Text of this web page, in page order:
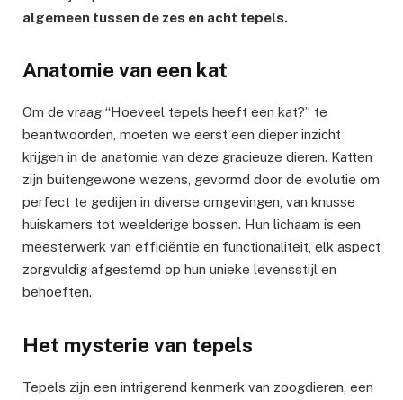
algemeen tussen de zes en acht tepels.
Anatomie van een kat
Om de vraag “Hoeveel tepels heeft een kat?” te
beantwoorden, moeten we eerst een dieper inzicht
krijgen in de anatomie van deze gracieuze dieren. Katten
zijn buitengewone wezens, gevormd door de evolutie om
perfect te gedijen in diverse omgevingen, van knusse
huiskamers tot weelderige bossen. Hun lichaam is een
meesterwerk van efficiëntie en functionaliteit, elk aspect
zorgvuldig afgestemd op hun unieke levensstijl en
behoeften.
Het mysterie van tepels
Tepels zijn een intrigerend kenmerk van zoogdieren, een